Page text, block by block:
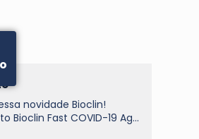
novidade Bioclin!
Fast COVID-19 Ag...